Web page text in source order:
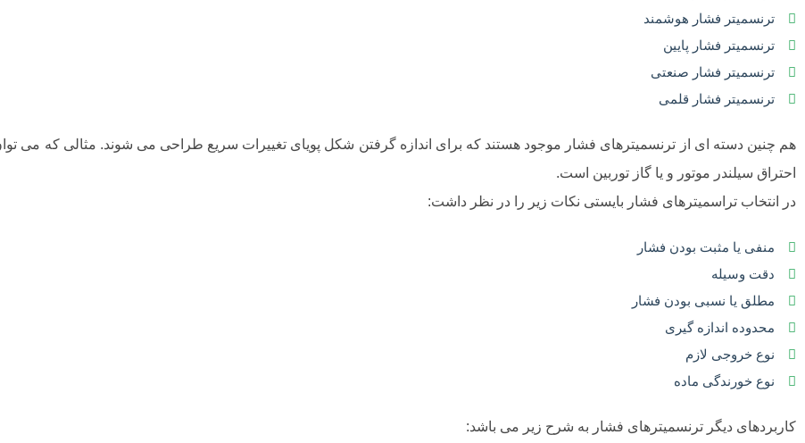
ترنسمیتر فشار هوشمند
ترنسمیتر فشار پایین
ترنسمیتر فشار صنعتی
ترنسمیتر فشار قلمی
هم چنین دسته ای از ترنسمیترهای فشار موجود هستند که برای اندازه گرفتن شکل پویای تغییرات سریع طراحی می شوند. مثالی که می توان
احتراق سیلندر موتور و یا گاز توربین است.
در انتخاب تراسمیترهای فشار بایستی نکات زیر را در نظر داشت:
منفی یا مثبت بودن فشار
دقت وسیله
مطلق یا نسبی بودن فشار
محدوده اندازه گیری
نوع خروجی لازم
نوع خورندگی ماده
کاربردهای دیگر ترنسمیترهای فشار به شرح زیر می باشد: